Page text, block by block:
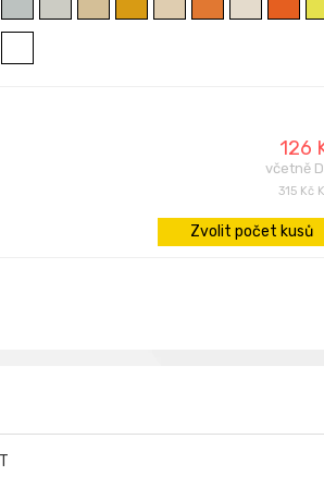
126
včetně
315 Kč
Zvolit počet kusů